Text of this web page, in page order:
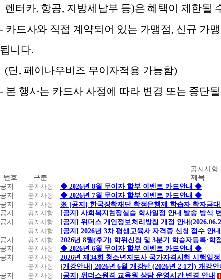
렌터카, 항공, 지방세납부 등)은 혜택이 제한될
- 카드사와 직접 계약되어 있는 가맹점, 신규 가
됩니다.
(단, 페이나우비즈 무이자적용 가능함)
- 본 행사는 카드사 사정에 따라 변경 또는 중단
지
사
항
공지사항
번호
구분
제목
공지
공지사항
◆ 2026년 8월 무이자 할부 이벤트 카드안내 ◆
공지
공지사항
◆ 2026년 7월 무이자 할부 이벤트 카드안내 ◆
공지
공지사항
※ [공지] 한국장학재단 학점은행제 학습자 학자금
공지
공지사항
[공지] 사회복지현장실습 학사일정 안내 발송 방식
공지
공지사항
[공지] 위더스 개인정보처리방침 개정 안내
공지사항
[공지] 2026년 3차 평생교육사 자격증 신청 접수 안내
공지
공지사항
2026년 8월(후기) 학위신청 및 3분기 학습자등록·학
공지
공지사항
◆ 2026년 6월 무이자 할부 이벤트 카드안내 ◆
공지
공지사항
2026년 제34회 청소년지도사 국가자격시험 시행일
공지사항
[개강안내] 2026년 6월 개강반 (2026년 2-1기) 개강안
공지
공지사항
[공지] 위더스원격 교육원 상담 운영시간 변경 안내